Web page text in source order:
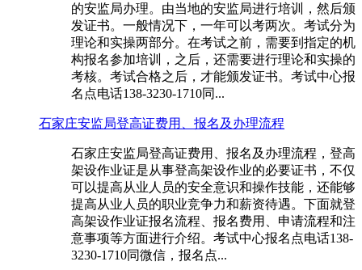
的安监局办理。由当地的安监局进行培训，然后颁
发证书。一般情况下，一年可以考两次。考试分为
理论和实操两部分。在考试之前，需要到指定的机
构报名参加培训，之后，还需要进行理论和实操的
考核。考试合格之后，才能颁发证书。考试中心报
名点电话138-3230-1710同...
石家庄安监局登高证费用、报名及办理流程
石家庄安监局登高证费用、报名及办理流程，登高
架设作业证是从事登高架设作业的必要证书，不仅
可以提高从业人员的安全意识和操作技能，还能够
提高从业人员的职业竞争力和薪资待遇。下面就登
高架设作业证报名流程、报名费用、申请流程和注
意事项等方面进行介绍。考试中心报名点电话138-
3230-1710同微信，报名点...